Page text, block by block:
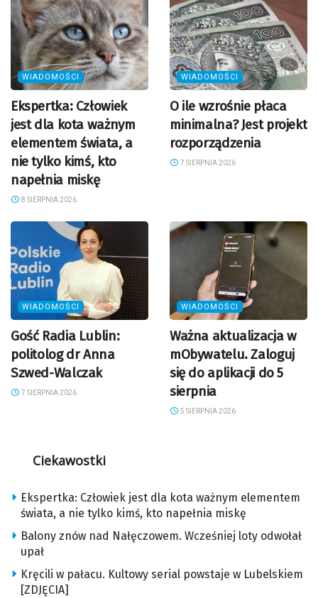
WIADOMOŚCI
Ekspertka: Człowiek
jest dla kota ważnym
elementem świata, a
nie tylko kimś, kto
napełnia miskę
8 SIERPNIA 2026
WIADOMOŚCI
O ile wzrośnie płaca
minimalna? Jest projekt
rozporządzenia
7 SIERPNIA 2026
WIADOMOŚCI
Gość Radia Lublin:
politolog dr Anna
Szwed-Walczak
7 SIERPNIA 2026
WIADOMOŚCI
Ważna aktualizacja w
mObywatelu. Zaloguj
się do aplikacji do 5
sierpnia
5 SIERPNIA 2026
Ciekawostki
Ekspertka: Człowiek jest dla kota ważnym elementem
świata, a nie tylko kimś, kto napełnia miskę
Balony znów nad Nałęczowem. Wcześniej loty odwołał
upał
Kręcili w pałacu. Kultowy serial powstaje w Lubelskiem
[ZDJĘCIA]